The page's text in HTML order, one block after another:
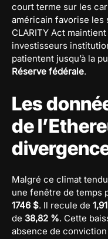
court terme sur les
américain favorise les
CLARITY Act
investisseurs
patientent jusqu’à la
Réserve fédérale.
Les
de
Malgré ce climat
une fenêtre de temps
1746 $. Il recule de
de 38,82 %. Cette
absence de